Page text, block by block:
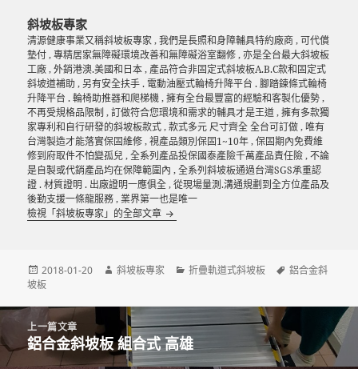
斜坡板專家
清源健康事業又稱斜坡板專家 , 我們是長照和身障輔具特約廠商 , 可代償
墊付 , 專精居家無障礙環境改善和無障礙浴室翻修 , 亦是全台最大斜坡板
工廠 , 外銷港澳.美國和日本 , 產品符合非固定式斜坡板A.B.C款和固定式
斜坡道補助 , 另有安全扶手 . 電動油壓式輪椅升降平台 . 腳踏鍊條式輪椅
升降平台 . 輪椅助推器和爬梯機 , 擁有全台最豐富的經驗和客製化優勢 ,
不再受規格品限制 , 訂做符合您環境和需求的輔具才是王道 , 擁有多款獨
家專利和自行研發的斜坡板款式 , 款式多元 尺寸齊全 全台可訂做 , 唯有
台灣製造才能落實保固維修 , 視產品類別保固1~10年 , 保固期內免費維
修到府取件不怕變孤兒 , 全系列產品投保國泰產險千萬產品責任險 , 不論
是自製或代銷產品均在保障範圍內 , 全系列斜坡板通過台灣SGS承重認
證 . 材質證明 . 出廠證明一應俱全 , 從現場量測.溝通規劃到全方位產品及
後勤支援一條龍服務 , 業界第一也是唯一
檢視「斜坡板專家」的全部文章
發
佈
期:
2018-01-20
作
斜坡板專家
分
折疊軌道式斜坡板
標
鋁合金斜
坡板
文
章
導
上一篇文章
上
鋁合金斜坡板 組合式 高雄